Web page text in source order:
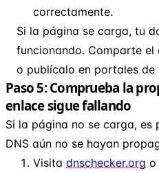
correctamente.
Si la página se carga, tu
funcionando. Comparte
o publícalo en portales de
Paso 5: Comprueba la
enlace sigue fallando
Si la página no se carga, es
DNS aún no se hayan
Visita dnschecker.org o